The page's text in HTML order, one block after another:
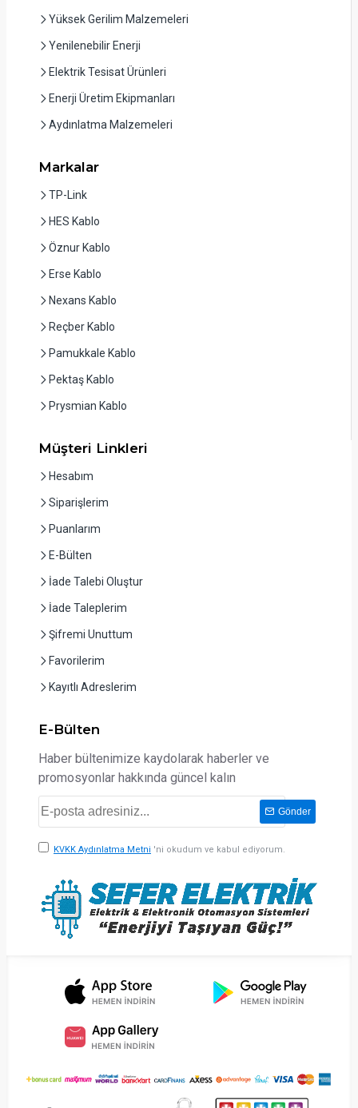
Yüksek Gerilim Malzemeleri
Yenilenebilir Enerji
Elektrik Tesisat Ürünleri
Enerji Üretim Ekipmanları
Aydınlatma Malzemeleri
Markalar
TP-Link
HES Kablo
Öznur Kablo
Erse Kablo
Nexans Kablo
Reçber Kablo
Pamukkale Kablo
Pektaş Kablo
Prysmian Kablo
Müşteri Linkleri
Hesabım
Siparişlerim
Puanlarım
E-Bülten
İade Talebi Oluştur
İade Taleplerim
Şifremi Unuttum
Favorilerim
Kayıtlı Adreslerim
E-Bülten
Haber bültenimize kaydolarak haberler ve
promosyonlar hakkında güncel kalın
Gönder
KVKK Aydınlatma Metni 'ni okudum ve kabul ediyorum.